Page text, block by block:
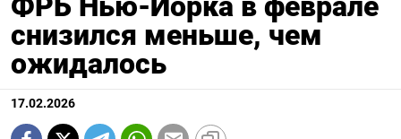
снизился меньше, чем
ожидалось
17.02.2026